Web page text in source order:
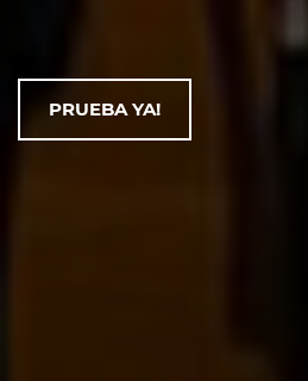
PRUEBA YA!